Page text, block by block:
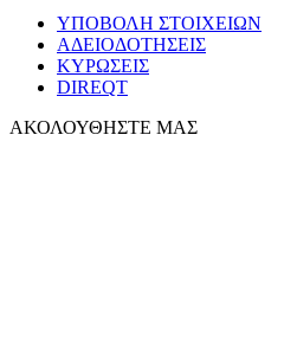
ΥΠΟΒΟΛΗ ΣΤΟΙΧΕΙΩΝ
ΑΔΕΙΟΔΟΤΗΣΕΙΣ
ΚΥΡΩΣΕΙΣ
DIREQT
ΑΚΟΛΟΥΘΗΣΤΕ ΜΑΣ